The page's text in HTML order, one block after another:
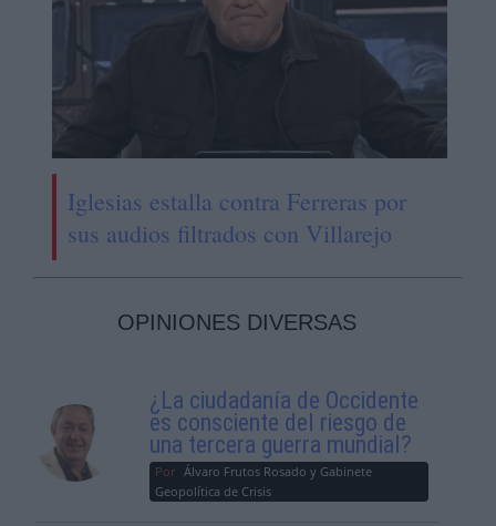
Iglesias estalla contra Ferreras por
sus audios filtrados con Villarejo
OPINIONES DIVERSAS
¿La ciudadanía de Occidente
es consciente del riesgo de
una tercera guerra mundial?
Por Álvaro Frutos Rosado y Gabinete
Geopolítica de Crisis